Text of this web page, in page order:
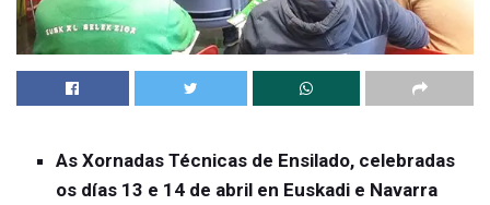
As Xornadas Técnicas de Ensilado, celebradas
os días 13 e 14 de abril en Euskadi e Navarra